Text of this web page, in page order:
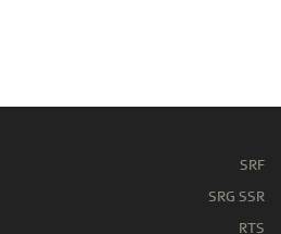
SRF
SRG SSR
RTS